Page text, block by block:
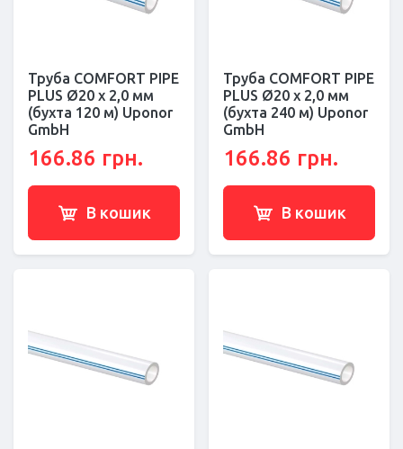
Труба COMFORT PIPE
PLUS Ø20 x 2,0 мм
(бухта 120 м) Uponor
GmbH
166.86 грн.
В кошик
Труба COMFORT PIPE
PLUS Ø20 x 2,0 мм
(бухта 240 м) Uponor
GmbH
166.86 грн.
В кошик